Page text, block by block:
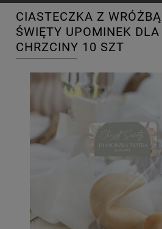
CIASTECZKA Z
ŚWIĘTY UPOMINEK DLA
CHRZCINY 10 SZT